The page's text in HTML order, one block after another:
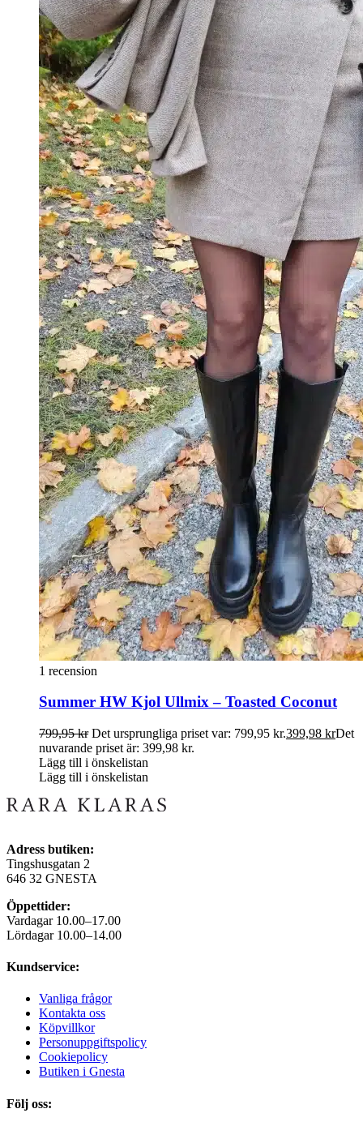
1 recension
Summer HW Kjol Ullmix – Toasted Coconut
799,95kr Det ursprungliga priset var: 799,95 kr.399,98 krDet
nuvarande priset är: 399,98 kr.
Lägg till i önskelistan
Lägg till i önskelistan
Adress butiken:
Tingshusgatan 2
646 32 GNESTA
Öppettider:
Vardagar 10.00–17.00
Lördagar 10.00–14.00
Kundservice:
Vanliga frågor
Kontakta oss
Köpvillkor
Personuppgiftspolicy
Cookiepolicy
Butiken i Gnesta
Följ oss: